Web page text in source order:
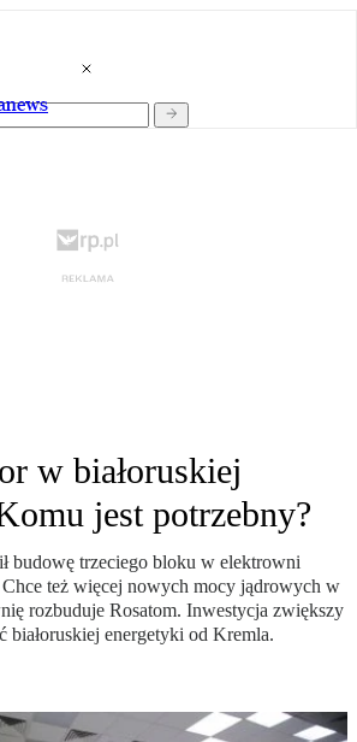
w białoruskiej
jest potrzebny?
budowę trzeciego bloku w elektrowni
też więcej nowych mocy jądrowych w
rozbuduje Rosatom. Inwestycja zwiększy
białoruskiej energetyki od Kremla.